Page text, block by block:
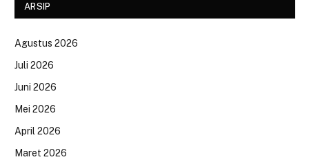
ARSIP
Agustus 2026
Juli 2026
Juni 2026
Mei 2026
April 2026
Maret 2026